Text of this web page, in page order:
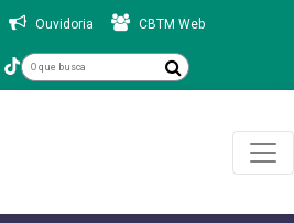
Ouvidoria CBTM Web